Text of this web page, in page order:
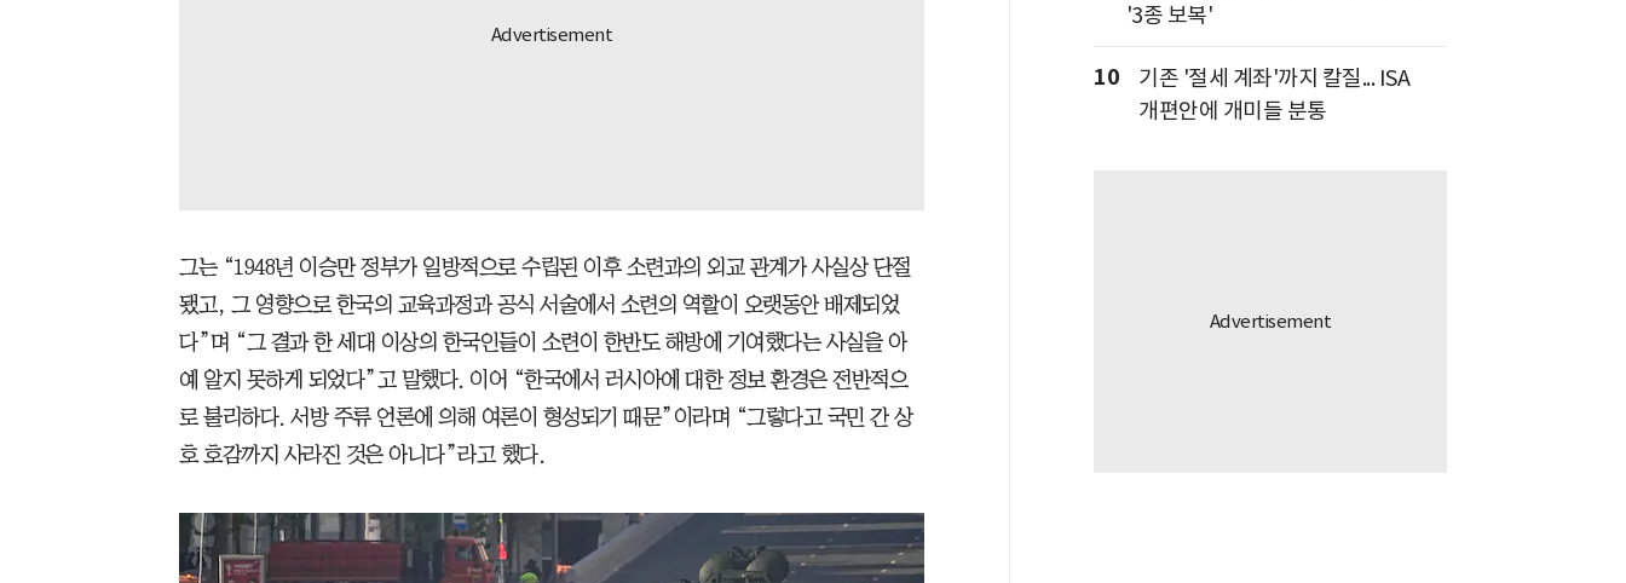
그는 “1948년 이승만 정부가 일방적으로 수립된 이후 소련과의 외교 관계가 사실상 단절
됐고, 그 영향으로 한국의 교육과정과 공식 서술에서 소련의 역할이 오랫동안 배제되었
다”며 “그 결과 한 세대 이상의 한국인들이 소련이 한반도 해방에 기여했다는 사실을 아
예 알지 못하게 되었다”고 말했다. 이어 “한국에서 러시아에 대한 정보 환경은 전반적으
로 불리하다. 서방 주류 언론에 의해 여론이 형성되기 때문”이라며 “그렇다고 국민 간 상
호 호감까지 사라진 것은 아니다”라고 했다.
'3종 보복'
10
기존 '절세 계좌'까지 칼질... ISA
개편안에 개미들 분통